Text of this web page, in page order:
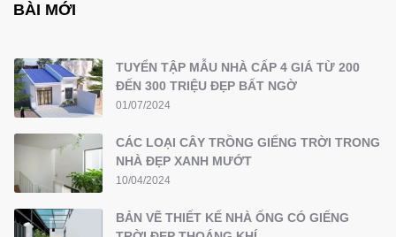
BÀI MỚI
TUYỂN TẬP MẪU NHÀ CẤP 4 GIÁ TỪ 200
ĐẾN 300 TRIỆU ĐẸP BẤT NGỜ
01/07/2024
CÁC LOẠI CÂY TRỒNG GIẾNG TRỜI TRONG
NHÀ ĐẸP XANH MƯỚT
10/04/2024
BẢN VẼ THIẾT KẾ NHÀ ỐNG CÓ GIẾNG